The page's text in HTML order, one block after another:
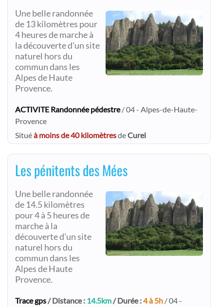
Une belle randonnée
de 13 kilomètres pour
4 heures de marche à
la découverte d'un site
naturel hors du
commun dans les
Alpes de Haute
Provence.
ACTIVITE Randonnée pédestre/ 04 - Alpes-de-Haute-
Provence
Situéà moins de 40 kilomètresdeCurel
Les pénitents des Mées
Une belle randonnée
de 14.5 kilomètres
pour 4 à 5 heures de
marche à la
découverte d'un site
naturel hors du
commun dans les
Alpes de Haute
Provence.
Trace gps/ Distance : 14.5km/ Durée :4 à 5h / 04 -